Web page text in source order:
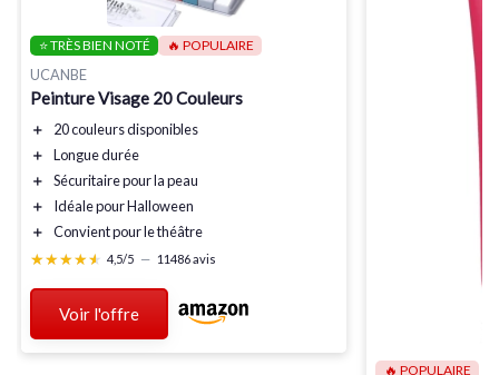
⭐ TRÈS BIEN NOTÉ 🔥 POPULAIRE
UCANBE
Peinture Visage 20 Couleurs
＋ 20 couleursdisponibles
＋
Longue durée
＋
Sécuritairepour la peau
＋
Idéale pour Halloween
＋
Convient pour le théâtre
★★★★★
★★★★★ 4,5/5 — 11486 avis
Voir l'offre
🔥 POPULAIRE